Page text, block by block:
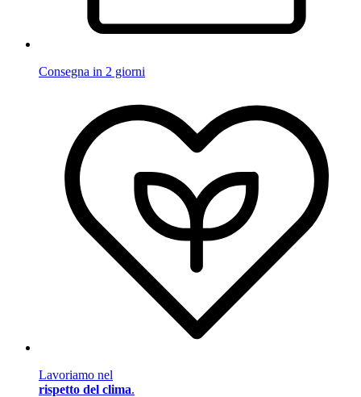
Consegna in 2 giorni
Lavoriamo nel
rispetto del clima.